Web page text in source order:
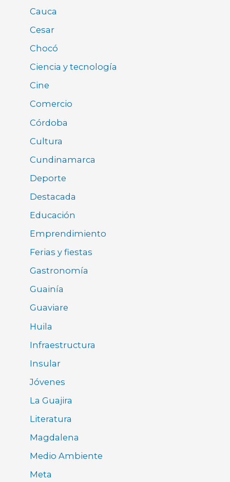
Cauca
Cesar
Chocó
Ciencia y tecnología
Cine
Comercio
Córdoba
Cultura
Cundinamarca
Deporte
Destacada
Educación
Emprendimiento
Ferias y fiestas
Gastronomía
Guainía
Guaviare
Huila
Infraestructura
Insular
Jóvenes
La Guajira
Literatura
Magdalena
Medio Ambiente
Meta